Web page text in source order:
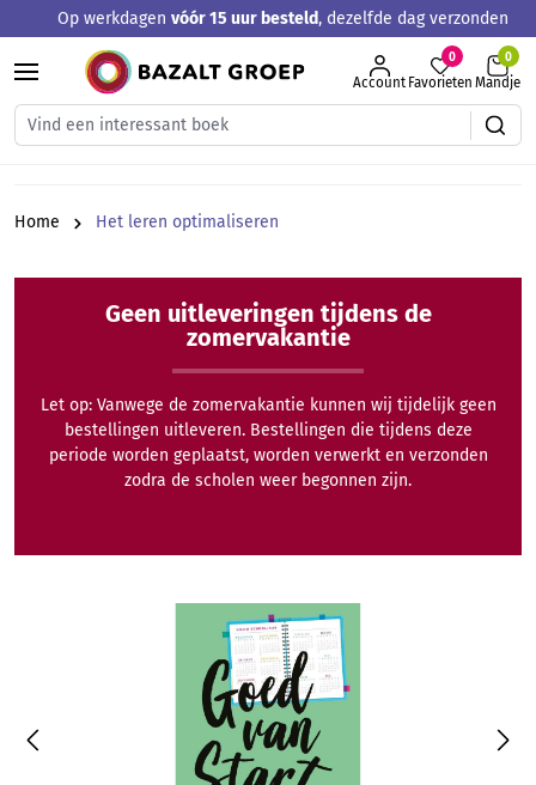
Op werkdagen vóór 15 uur besteld, dezelfde dag verzonden
Account Favorieten Mandje
0
Home Het leren optimaliseren
Geen uitleveringen tijdens de
zomervakantie
Let op: Vanwege de zomervakantie kunnen wij tijdelijk geen
bestellingen uitleveren. Bestellingen die tijdens deze
periode worden geplaatst, worden verwerkt en verzonden
zodra de scholen weer begonnen zijn.